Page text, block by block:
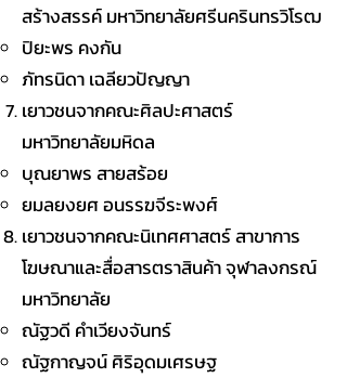
สร้างสรรค์ มหาวิทยาลัยศรีนครินทรวิโรฒ
ปิยะพร คงกัน
ภัทรนิดา เฉลียวปัญญา
เยาวชนจากคณะศิลปะศาสตร์
มหาวิทยาลัยมหิดล
บุณยาพร สายสร้อย
ยมลยงยศ อนรรฆจีระพงศ์
เยาวชนจากคณะนิเทศศาสตร์ สาขาการ
โฆษณาและสื่อสารตราสินค้า จุฬาลงกรณ์
มหาวิทยาลัย
ณัฐวดี คําเวียงจันทร์
ณัฐกาญจน์ ศิริอุดมเศรษฐ